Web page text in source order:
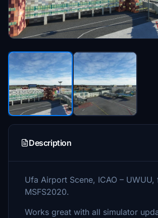
Description
Ufa Airport Scene, ICAO – UWUU,
MSFS2020.
Works great with all simulator